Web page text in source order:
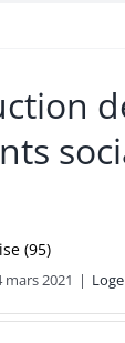
(95)
mars 2021 |